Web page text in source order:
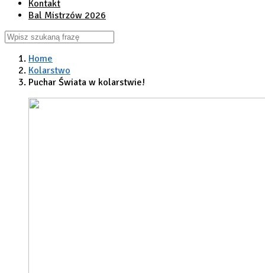
Kontakt
Bal Mistrzów 2026
Home
Kolarstwo
Puchar Świata w kolarstwie!